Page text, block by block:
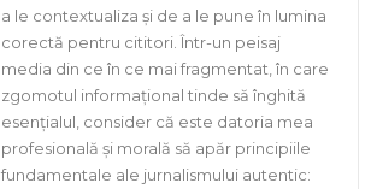
a le contextualiza și de a le pune în lumina
corectă pentru cititori. Într-un peisaj
media din ce în ce mai fragmentat, în care
zgomotul informațional tinde să înghită
esențialul, consider că este datoria mea
profesională și morală să apăr principiile
fundamentale ale jurnalismului autentic: